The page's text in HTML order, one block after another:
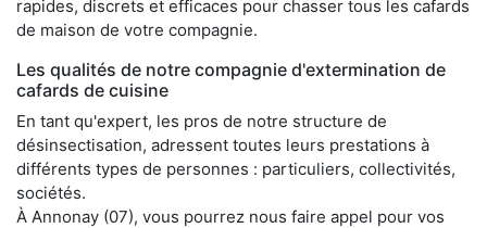
rapides, discrets et efficaces pour chasser tous les cafards
de maison de votre compagnie.
Les qualités de notre compagnie d'extermination de
cafards de cuisine
En tant qu'expert, les pros de notre structure de
désinsectisation, adressent toutes leurs prestations à
différents types de personnes : particuliers, collectivités,
sociétés.
À Annonay (07), vous pourrez nous faire appel pour vos